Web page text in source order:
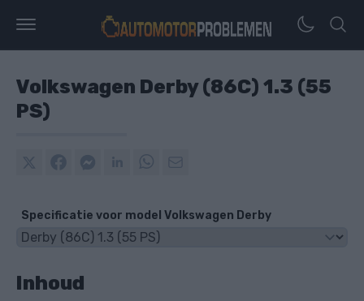
Volkswagen Derby (86C) 1.3 (55
PS)
Specificatie voor model Volkswagen Derby
Inhoud